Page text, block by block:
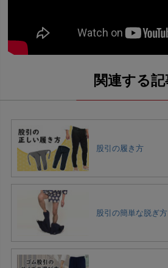
股引の履き方
股引の簡単な脱ぎ方